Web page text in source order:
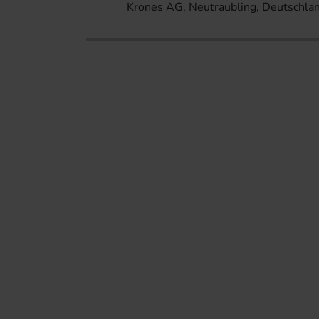
Krones AG, Neutraubling,